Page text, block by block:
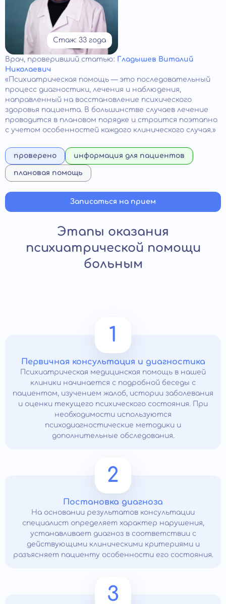
Стаж: 33 года
Врач, проверивший статью: Гладышев Виталий
Николаевич
«Психиатрическая помощь — это последовательный
процесс диагностики, лечения и наблюдения,
направленный на восстановление психического
здоровья пациента. В большинстве случаев лечение
проводится в плановом порядке и строится поэтапно
с учетом особенностей каждого клинического случая.»
проверено информация для пациентов
плановая помощь
Записаться на прием
Этапы оказания
психиатрической помощи
больным
1
Первичная консультация и диагностика
Психиатрическая медицинская помощь в нашей
клиники начинается с подробной беседы с
пациентом, изучением жалоб, истории заболевания
и оценки текущего психического состояния. При
необходимости используются
психодиагностические методики и
дополнительные обследования.
2
Постановка диагноза
На основании результатов консультации
специалист определяет характер нарушения,
устанавливает диагноз в соответствии с
действующими клиническими критериями и
разъясняет пациенту особенности его состояния.
3